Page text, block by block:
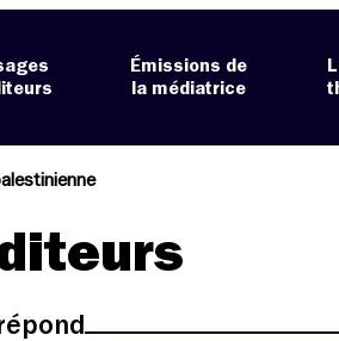
Émissions de
la médiatrice